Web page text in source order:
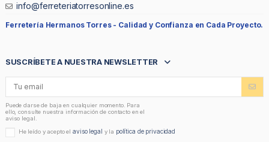
info@ferreteriatorresonline.es
Ferretería Hermanos Torres - Calidad y Confianza en Cada Proyecto.
SUSCRÍBETE A NUESTRA NEWSLETTER
Puede darse de baja en cualquier momento. Para
ello, consulte nuestra información de contacto en el
aviso legal.
He leído y acepto elaviso legal y la política de privacidad